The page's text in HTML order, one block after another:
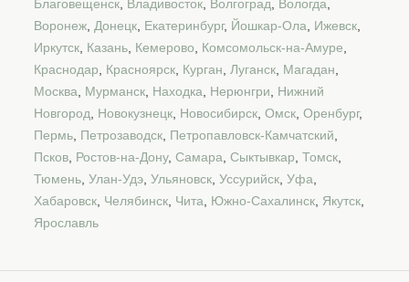
Благовещенск, Владивосток, Волгоград, Вологда,
Воронеж, Донецк, Екатеринбург, Йошкар-Ола, Ижевск,
Иркутск, Казань, Кемерово, Комсомольск-на-Амуре,
Краснодар, Красноярск, Курган, Луганск, Магадан,
Москва, Мурманск, Находка, Нерюнгри, Нижний
Новгород, Новокузнецк, Новосибирск, Омск, Оренбург,
Пермь, Петрозаводск, Петропавловск-Камчатский,
Псков, Ростов-на-Дону, Самара, Сыктывкар, Томск,
Тюмень, Улан-Удэ, Ульяновск, Уссурийск, Уфа,
Хабаровск, Челябинск, Чита, Южно-Сахалинск, Якутск,
Ярославль